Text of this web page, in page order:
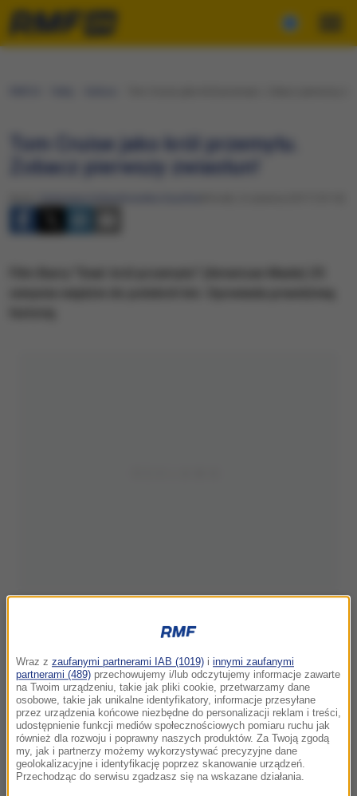
Tom Cruise jako król przemytu.
Zobacz pierwszy zwiastun!
Wraz z zaufanymi partnerami IAB (1019) i innymi zaufanymi
partnerami (489) przechowujemy i/lub odczytujemy informacje zawarte
na Twoim urządzeniu, takie jak pliki cookie, przetwarzamy dane
osobowe, takie jak unikalne identyfikatory, informacje przesyłane
przez urządzenia końcowe niezbędne do personalizacji reklam i treści,
udostępnienie funkcji mediów społecznościowych pomiaru ruchu jak
również dla rozwoju i poprawny naszych produktów. Za Twoją zgodą
my, jak i partnerzy możemy wykorzystywać precyzyjne dane
geolokalizacyjne i identyfikację poprzez skanowanie urządzeń.
Przechodząc do serwisu zgadzasz się na wskazane działania.